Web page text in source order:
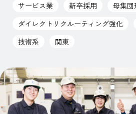
サービス業 新卒採用
母集団
ダイレクトリクルーティング強化
技術系
関東